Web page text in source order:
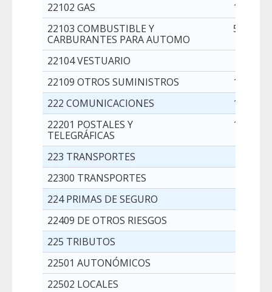
22102 GAS
22103 COMBUSTIBLE Y
CARBURANTES PARA AUTOMO
22104 VESTUARIO
22109 OTROS SUMINISTROS
222 COMUNICACIONES
22201 POSTALES Y
TELEGRÁFICAS
223 TRANSPORTES
22300 TRANSPORTES
224 PRIMAS DE SEGURO
22409 DE OTROS RIESGOS
225 TRIBUTOS
22501 AUTONÓMICOS
22502 LOCALES